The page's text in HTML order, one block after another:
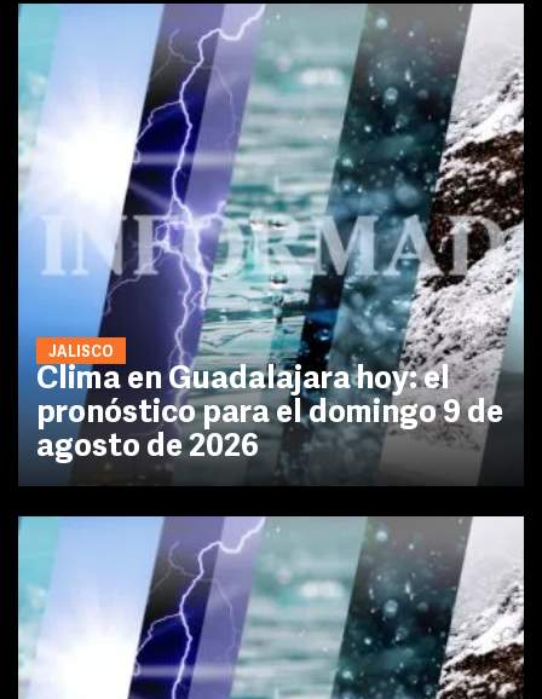
JALISCO
Clima en Guadalajara hoy: el
pronóstico para el domingo 9 de
agosto de 2026